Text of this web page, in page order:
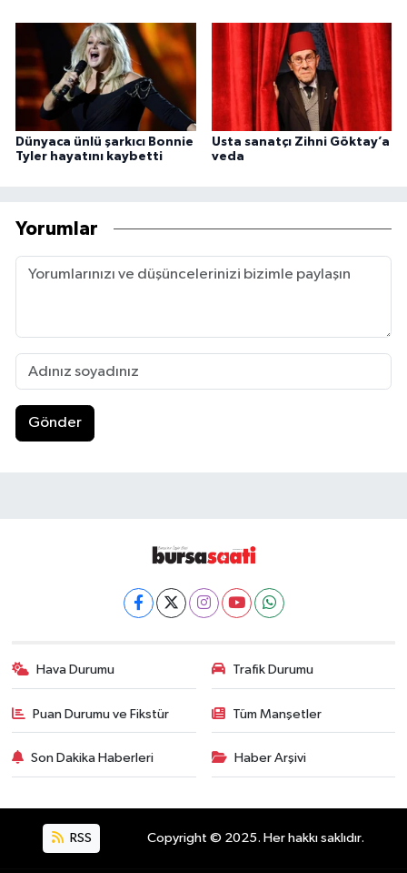
Dünyaca ünlü şarkıcı Bonnie
Tyler hayatını kaybetti
Usta sanatçı Zihni Göktay’a
veda
Yorumlar
Gönder
Hava Durumu Trafik Durumu
Puan Durumu ve Fikstür Tüm Manşetler
Son Dakika Haberleri Haber Arşivi
RSS Copyright © 2025. Her hakkı saklıdır.